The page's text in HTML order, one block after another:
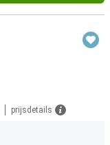
prijsdetails